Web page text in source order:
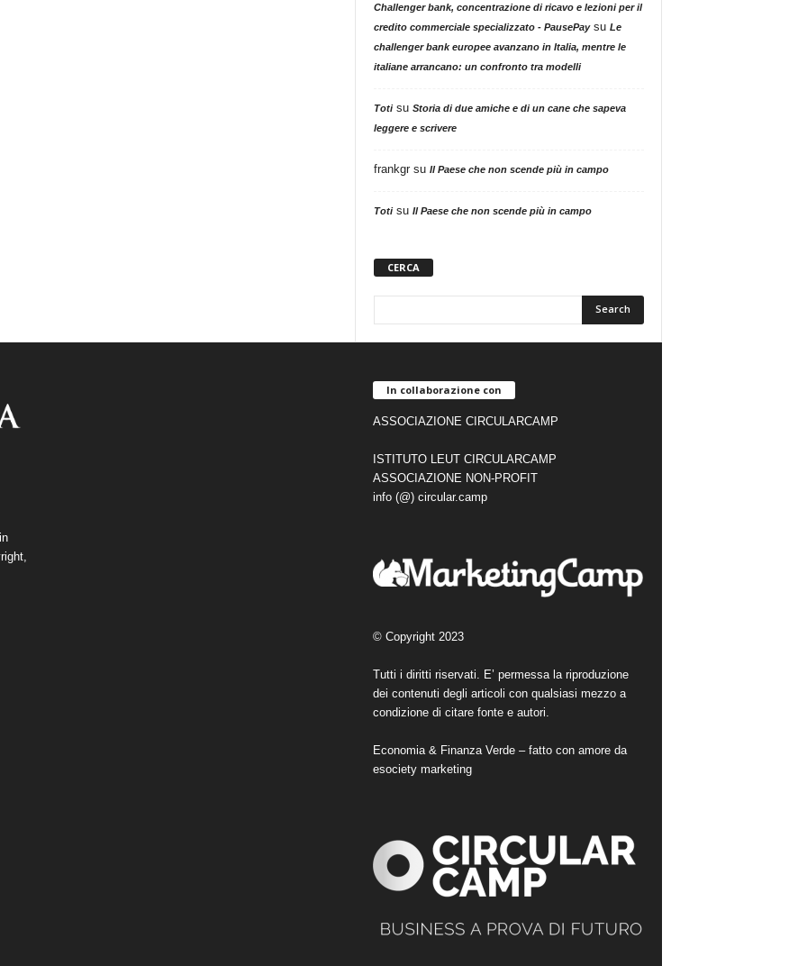
Challenger bank, concentrazione di ricavo e lezioni per il
credito commerciale specializzato - PausePaysu Le
challenger bank europee avanzano in Italia, mentre le
italiane arrancano: un confronto tra modelli
Totisu Storia di due amiche e di un cane che sapeva
leggere e scrivere
frankgrsu Il Paese che non scende più in campo
Totisu Il Paese che non scende più in campo
CERCA
In collaborazione con
ASSOCIAZIONE CIRCULARCAMP
ISTITUTO LEUT CIRCULARCAMP
ASSOCIAZIONE NON-PROFIT
info (@) circular.camp
© Copyright 2023
Tutti i diritti riservati. E’ permessa la riproduzione
dei contenuti degli articoli con qualsiasi mezzo a
condizione di citare fonte e autori.
Economia & Finanza Verde – fatto con amore da
esociety marketing